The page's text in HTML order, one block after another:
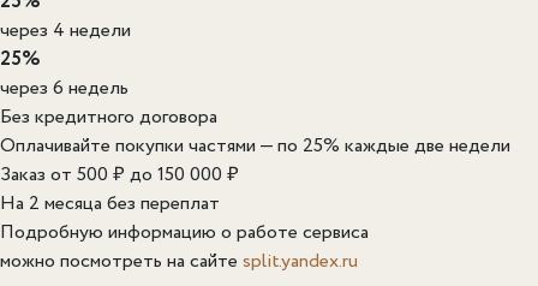
через 4 недели
25%
через 6 недель
Без кредитного договора
Оплачивайте покупки частями — по 25% каждые две недели
Заказ от 500 ₽ до 150 000 ₽
На 2 месяца без переплат
Подробную информацию о работе сервиса
можно посмотреть на сайте split.yandex.ru